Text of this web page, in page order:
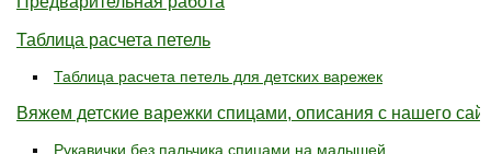
Таблица расчета петель
Таблица расчета петель для детских варежек
Вяжем детские варежки спицами, описания с нашего
Рукавички без пальчика спицами на малышей